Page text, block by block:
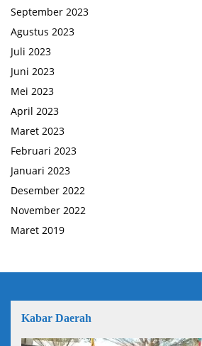
September 2023
Agustus 2023
Juli 2023
Juni 2023
Mei 2023
April 2023
Maret 2023
Februari 2023
Januari 2023
Desember 2022
November 2022
Maret 2019
Kabar Daerah